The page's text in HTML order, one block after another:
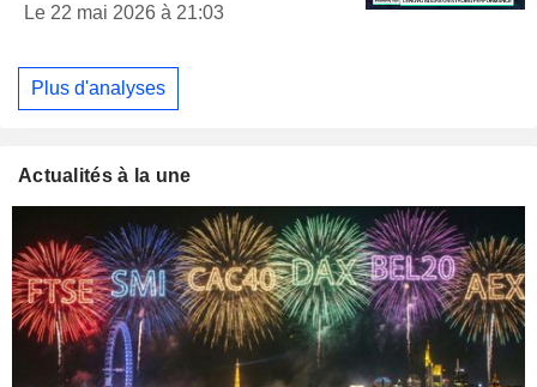
Le 22 mai 2026 à 21:03
Plus d'analyses
Actualités à la une